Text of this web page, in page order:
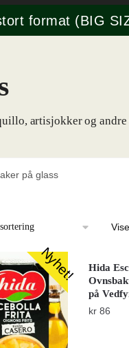
format (BIG
artisjokker og
på glass
Nyhet!
Hida
på
kr 86